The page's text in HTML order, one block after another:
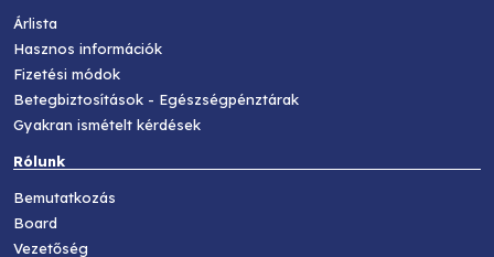
Árlista
Hasznos információk
Fizetési módok
Betegbiztosítások - Egészségpénztárak
Gyakran ismételt kérdések
Rólunk
Bemutatkozás
Board
Vezetőség